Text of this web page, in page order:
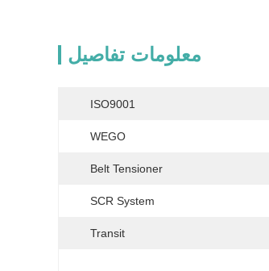
معلومات تفاصيل
ISO9001
WEGO
Belt Tensioner
SCR System
Transit